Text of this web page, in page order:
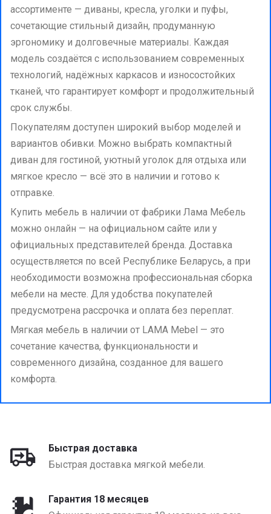
ассортименте — диваны, кресла, уголки и пуфы,
сочетающие стильный дизайн, продуманную
эргономику и долговечные материалы. Каждая
модель создаётся с использованием современных
технологий, надёжных каркасов и износостойких
тканей, что гарантирует комфорт и продолжительный
срок службы.
Покупателям доступен широкий выбор моделей и
вариантов обивки. Можно выбрать компактный
диван для гостиной, уютный уголок для отдыха или
мягкое кресло — всё это в наличии и готово к
отправке.
Купить мебель в наличии от фабрики Лама Мебель
можно онлайн — на официальном сайте или у
официальных представителей бренда. Доставка
осуществляется по всей Республике Беларусь, а при
необходимости возможна профессиональная сборка
мебели на месте. Для удобства покупателей
предусмотрена рассрочка и оплата без переплат.
Мягкая мебель в наличии от LAMA Mebel — это
сочетание качества, функциональности и
современного дизайна, созданное для вашего
комфорта.
Быстрая доставка
Быстрая доставка мягкой мебели.
Гарантия 18 месяцев